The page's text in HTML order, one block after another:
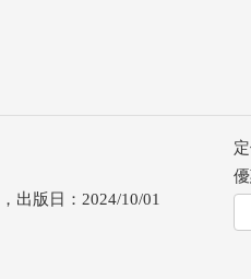
，出版日：2024/10/01